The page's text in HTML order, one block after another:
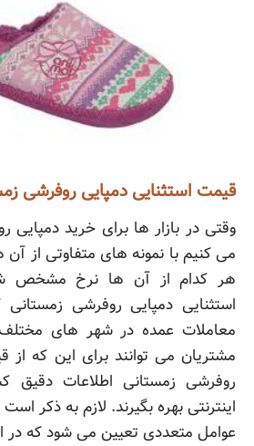
قیمت استثنایی دمپایی روفرشی
وقتی در بازار ها برای خرید دمپایی
می کنیم با نمونه های متفاوتی از
هر کدام از آن ها نرخ مشخص
استثنایی دمپایی روفرشی
معاملات عمده در شهر های
مشتریان می توانند برای این که از
روفرشی زمستانی اطلاعات
اینترنتی بهره بگیرند. لازم به ذکر
عوامل متعددی تعیین می شود که در